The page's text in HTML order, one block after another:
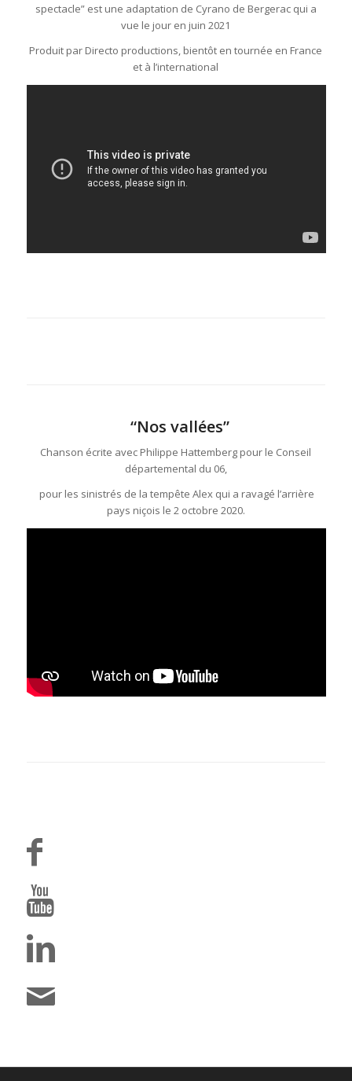
spectacle” est une adaptation de Cyrano de Bergerac qui a
vue le jour en juin 2021
Produit par Directo productions, bientôt en tournée en France
et à l’international
“Nos vallées”
Chanson écrite avec Philippe Hattemberg pour le Conseil
départemental du 06,
pour les sinistrés de la tempête Alex qui a ravagé l’arrière
pays niçois le 2 octobre 2020.